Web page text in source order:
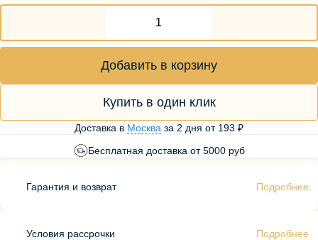
Добавить в корзину
Купить в один клик
Доставка в Москва за 2 дня от 193 ₽
Бесплатная доставка от 5000 руб
Гарантия и возврат Подробнее
Условия рассрочки Подробнее